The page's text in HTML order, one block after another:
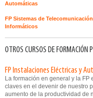
Automáticas
FP Sistemas de
Informáticos
OTROS CURSOS DE FORMACIÓN
FP Instalaciones Eléctricas y
La formación en general y la FP
claves en el devenir de nuestro
aumento de la productividad de